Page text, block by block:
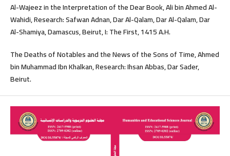
Al-Wajeez in the Interpretation of the Dear Book, Ali bin Ahmed Al-
Wahidi, Research: Safwan Adnan, Dar Al-Qalam, Dar Al-Qalam, Dar
Al-Shamiya, Damascus, Beirut, I: The First, 1415 A.H.
The Deaths of Notables and the News of the Sons of Time, Ahmed
bin Muhammad Ibn Khalkan, Research: Ihsan Abbas, Dar Sader,
Beirut.